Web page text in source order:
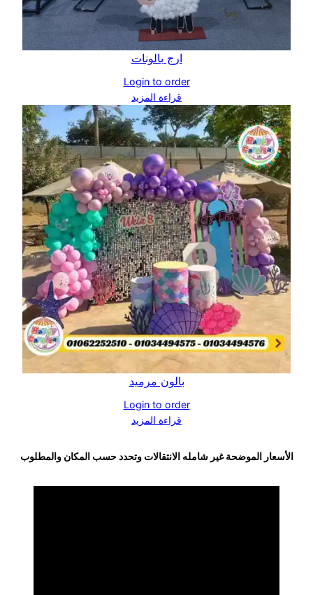
ارج بالونات
Login to order
قراءة المزيد
بالون مرميد
Login to order
قراءة المزيد
الأسعار الموضحة غير شامله الانتقالات وتحدد حسب المكان والمطلوب